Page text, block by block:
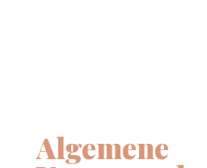
Algemene